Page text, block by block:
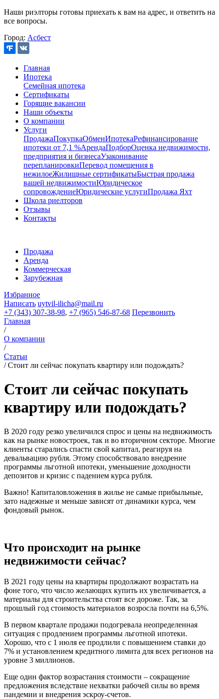
Наши риэлторы готовы приехать к вам на адрес, и ответить на
все вопросы.
Город: Асбест
Главная
Ипотека
Семейная ипотека
Сертификаты
Горящие вакансии
Наши объекты
О компании
Услуги
ПродажаПокупкаОбменИпотекаРефинансирование
ипотеки от 7,1 %АрендаПодборОценка недвижимости,
предприятия и бизнесаУзаконивание
перепланировкиПеревод помещения в
нежилоеЖилищные сертификатыБыстрая продажа
вашей недвижимостиЮридическое
сопровождениеЮридические услугиПродажа Яхт
Школа риелторов
Отзывы
Контакты
Продажа
Аренда
Коммерческая
Зарубежная
Избранное
Написать uytvil-ilicha@mail.ru
+7 (343) 307-38-98, +7 (965) 546-87-68 Перезвонить
Главная
/
О компании
/
Статьи
/Стоит ли сейчас покупать квартиру или подождать?
Стоит ли сейчас покупать
квартиру или подождать?
В 2020 году резко увеличился спрос и цены на недвижимость
как на рынке новостроек, так и во вторичном секторе. Многие
клиенты старались спасти свой капитал, реагируя на
девальвацию рубля. Этому способствовало внедрение
программы льготной ипотеки, уменьшение доходности
депозитов и кризис с падением курса рубля.
Важно! Капиталовложения в жилье не самые прибыльные,
зато надежные и меньше зависят от динамики курса, чем
фондовый рынок.
Что происходит на рынке
недвижимости сейчас?
В 2021 году цены на квартиры продолжают возрастать на
фоне того, что число желающих купить их увеличивается, а
материалы для строительства стоят все дороже. Так, за
прошлый год стоимость материалов возросла почти на 6,5%.
В первом квартале продажи подогревала неопределенная
ситуация с продлением программы льготной ипотеки.
Хорошо, что с 1 июля ее продлили с повышением ставки до
7% и установлением кредитного лимита для всех регионов на
уровне 3 миллионов.
Еще один фактор возрастания стоимости – сокращение
предложения вследствие нехватки рабочей силы во время
пандемии и внедрения эскроу-счетов.